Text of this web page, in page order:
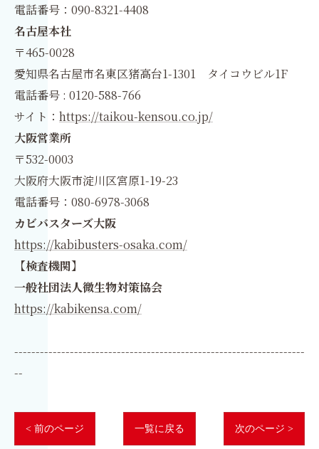
電話番号：090-8321-4408
名古屋本社
〒465-0028
愛知県名古屋市名東区猪高台1-1301 タイコウビル1F
電話番号 : 0120-588-766
サイト： https://taikou-kensou.co.jp/
大阪営業所
〒532-0003
大阪府大阪市淀川区宮原1-19-23
電話番号：080-6978-3068
カビバスターズ大阪
https://kabibusters-osaka.com/
【検査機関】
一般社団法人微生物対策協会
https://kabikensa.com/
--------------------------------------------------------------------
--
< 前のページ 一覧に戻る 次のページ >